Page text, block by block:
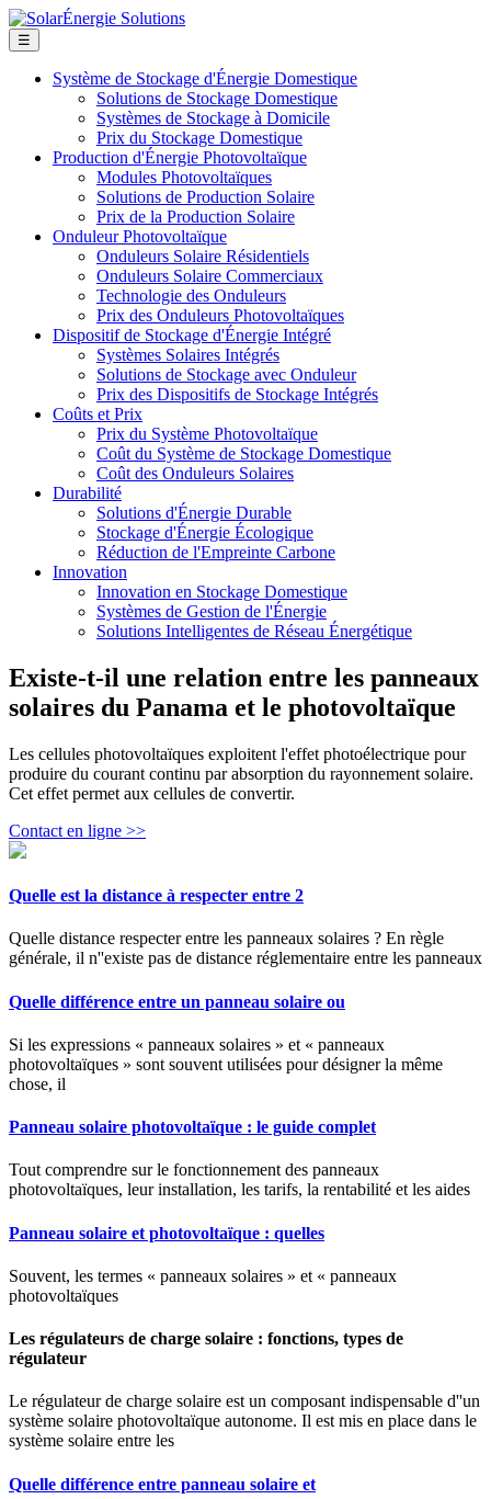
☰
Système de Stockage d'Énergie Domestique
Solutions de Stockage Domestique
Systèmes de Stockage à Domicile
Prix du Stockage Domestique
Production d'Énergie Photovoltaïque
Modules Photovoltaïques
Solutions de Production Solaire
Prix de la Production Solaire
Onduleur Photovoltaïque
Onduleurs Solaire Résidentiels
Onduleurs Solaire Commerciaux
Technologie des Onduleurs
Prix des Onduleurs Photovoltaïques
Dispositif de Stockage d'Énergie Intégré
Systèmes Solaires Intégrés
Solutions de Stockage avec Onduleur
Prix des Dispositifs de Stockage Intégrés
Coûts et Prix
Prix du Système Photovoltaïque
Coût du Système de Stockage Domestique
Coût des Onduleurs Solaires
Durabilité
Solutions d'Énergie Durable
Stockage d'Énergie Écologique
Réduction de l'Empreinte Carbone
Innovation
Innovation en Stockage Domestique
Systèmes de Gestion de l'Énergie
Solutions Intelligentes de Réseau Énergétique
Existe-t-il une relation entre les panneaux
solaires du Panama et le photovoltaïque
Les cellules photovoltaïques exploitent l'effet photoélectrique pour
produire du courant continu par absorption du rayonnement solaire.
Cet effet permet aux cellules de convertir.
Contact en ligne >>
Quelle est la distance à respecter entre 2
Quelle distance respecter entre les panneaux solaires ? En règle
générale, il n''existe pas de distance réglementaire entre les panneaux
Quelle différence entre un panneau solaire ou
Si les expressions « panneaux solaires » et « panneaux
photovoltaïques » sont souvent utilisées pour désigner la même
chose, il
Panneau solaire photovoltaïque : le guide complet
Tout comprendre sur le fonctionnement des panneaux
photovoltaïques, leur installation, les tarifs, la rentabilité et les aides
Panneau solaire et photovoltaïque : quelles
Souvent, les termes « panneaux solaires » et « panneaux
photovoltaïques
Les régulateurs de charge solaire : fonctions, types de
régulateur
Le régulateur de charge solaire est un composant indispensable d''un
système solaire photovoltaïque autonome. Il est mis en place dans le
système solaire entre les
Quelle différence entre panneau solaire et